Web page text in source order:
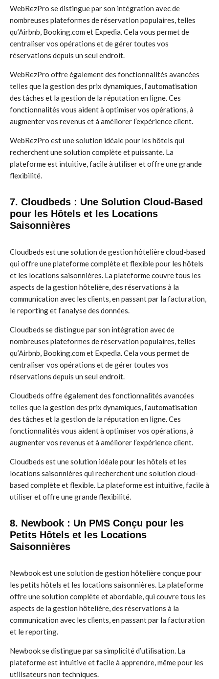
WebRezPro se distingue par son intégration avec de
nombreuses plateformes de réservation populaires, telles
qu’Airbnb, Booking.com et Expedia. Cela vous permet de
centraliser vos opérations et de gérer toutes vos
réservations depuis un seul endroit.
WebRezPro offre également des fonctionnalités avancées
telles que la gestion des prix dynamiques, l’automatisation
des tâches et la gestion de la réputation en ligne. Ces
fonctionnalités vous aident à optimiser vos opérations, à
augmenter vos revenus et à améliorer l’expérience client.
WebRezPro est une solution idéale pour les hôtels qui
recherchent une solution complète et puissante. La
plateforme est intuitive, facile à utiliser et offre une grande
flexibilité.
7. Cloudbeds : Une Solution Cloud-Based
pour les Hôtels et les Locations
Saisonnières
Cloudbeds est une solution de gestion hôtelière cloud-based
qui offre une plateforme complète et flexible pour les hôtels
et les locations saisonnières. La plateforme couvre tous les
aspects de la gestion hôtelière, des réservations à la
communication avec les clients, en passant par la facturation,
le reporting et l’analyse des données.
Cloudbeds se distingue par son intégration avec de
nombreuses plateformes de réservation populaires, telles
qu’Airbnb, Booking.com et Expedia. Cela vous permet de
centraliser vos opérations et de gérer toutes vos
réservations depuis un seul endroit.
Cloudbeds offre également des fonctionnalités avancées
telles que la gestion des prix dynamiques, l’automatisation
des tâches et la gestion de la réputation en ligne. Ces
fonctionnalités vous aident à optimiser vos opérations, à
augmenter vos revenus et à améliorer l’expérience client.
Cloudbeds est une solution idéale pour les hôtels et les
locations saisonnières qui recherchent une solution cloud-
based complète et flexible. La plateforme est intuitive, facile à
utiliser et offre une grande flexibilité.
8. Newbook : Un PMS Conçu pour les
Petits Hôtels et les Locations
Saisonnières
Newbook est une solution de gestion hôtelière conçue pour
les petits hôtels et les locations saisonnières. La plateforme
offre une solution complète et abordable, qui couvre tous les
aspects de la gestion hôtelière, des réservations à la
communication avec les clients, en passant par la facturation
et le reporting.
Newbook se distingue par sa simplicité d’utilisation. La
plateforme est intuitive et facile à apprendre, même pour les
utilisateurs non techniques.